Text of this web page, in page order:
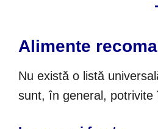
Alimente
Nu există o listă
sunt, în general, potrivite